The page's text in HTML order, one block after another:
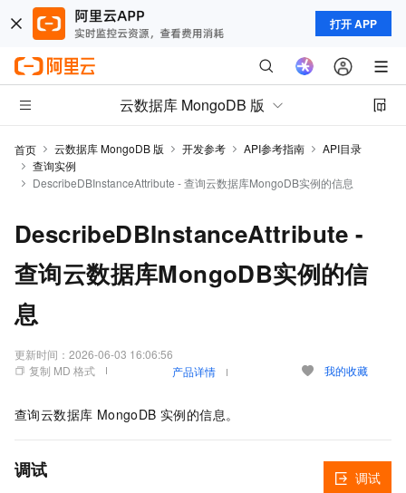
打开 APP
云数据库 MongoDB 版
首页 云数据库 MongoDB 版 开发参考 API参考指南
API目录
查询实例
DescribeDBInstanceAttribute - 查询云数据库MongoDB实例的信息
DescribeDBInstanceAttribute -
查询云数据库MongoDB实例的信
息
更新时间： 2026-06-03 16:06:56
复制 MD 格式
产品详情 我的收藏
查询云数据库 MongoDB 实例的信息。
调试 调试